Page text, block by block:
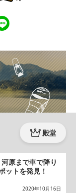
殿堂
原まで車で降り
ットを発見！
2020年10月16日